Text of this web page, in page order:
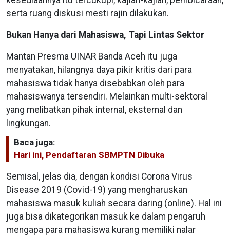
serta ruang diskusi mesti rajin dilakukan.
Bukan Hanya dari Mahasiswa, Tapi Lintas Sektor
Mantan Presma UINAR Banda Aceh itu juga
menyatakan, hilangnya daya pikir kritis dari para
mahasiswa tidak hanya disebabkan oleh para
mahasiswanya tersendiri. Melainkan multi-sektoral
yang melibatkan pihak internal, eksternal dan
lingkungan.
Baca juga:
Hari ini, Pendaftaran SBMPTN Dibuka
Semisal, jelas dia, dengan kondisi Corona Virus
Disease 2019 (Covid-19) yang mengharuskan
mahasiswa masuk kuliah secara daring (online). Hal ini
juga bisa dikategorikan masuk ke dalam pengaruh
mengapa para mahasiswa kurang memiliki nalar